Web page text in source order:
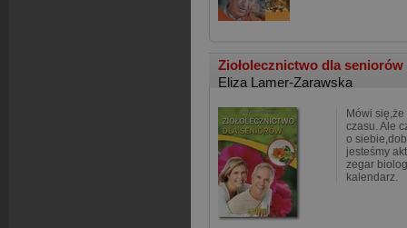
Ziołolecznictwo dla seniorów
Eliza Lamer-Zarawska
Mówi
czasu. Ale
o
jesteśmy
zegar
kalendarz.